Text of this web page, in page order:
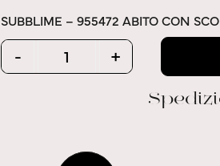
SUBBLIME – 955472 ABITO CON
Quantity
- +